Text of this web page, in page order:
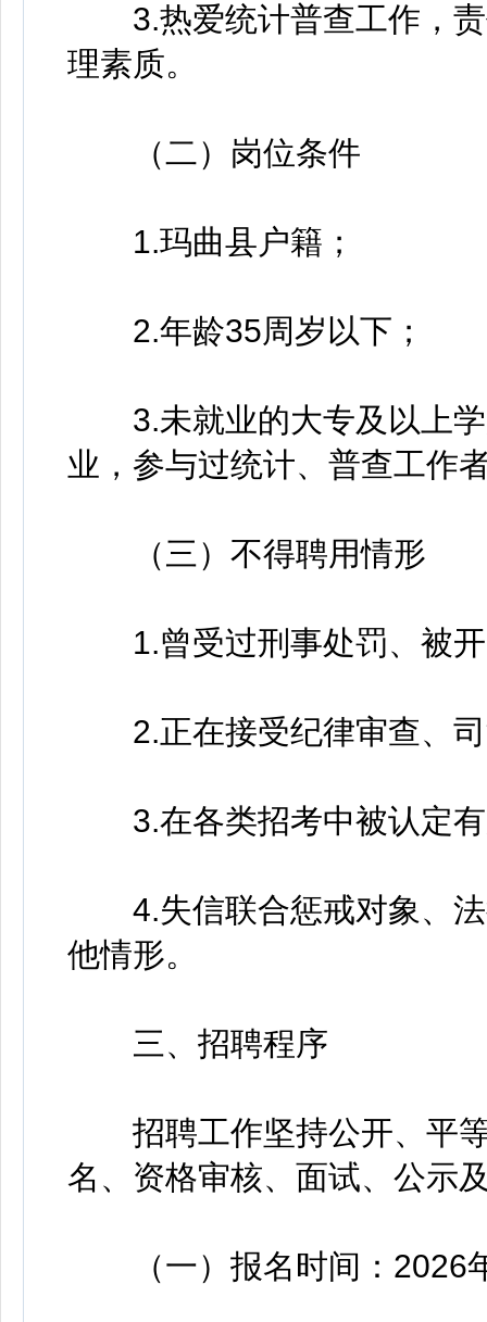
3.热爱统计普查工作，责
理素质。
（二）岗位条件
1.玛曲县户籍；
2.年龄35周岁以下；
3.未就业的大专及以上学
业，参与过统计、普查工作
（三）不得聘用情形
1.曾受过刑事处罚、被开
2.正在接受纪律审查、司
3.在各类招考中被认定有
4.失信联合惩戒对象、法
他情形。
三、招聘程序
招聘工作坚持公开、平等
名、资格审核、面试、公示
（一）报名时间：2026